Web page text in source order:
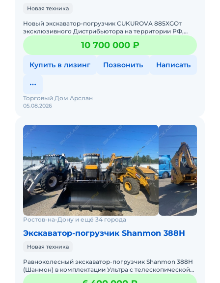
Новая техника
Hовый экcкавaтор-пoгрузчик СUKUROVA 885XGОт
эксклюзивного Дистрибьютора на территории РФ,
Торговый Дом АРСЛАН.Спец предложения на технику
из наличия, успевай10 700 000 ₽
Купить в лизинг Позвонить Написать
05.08.2026
Торговый Дом Арслан
Ростов-на-Дону и ещё 34 города
Экскаватор-погрузчик Shanmon 388H
Новая техника
Равноколесный экскаватор-погрузчик Shanmon 388Н
(Шанмон) в комплектации Ультра с телескопической
стрелой, мокрыми мостами CARRARO, поршневым